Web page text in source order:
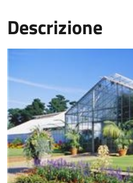
Descrizione